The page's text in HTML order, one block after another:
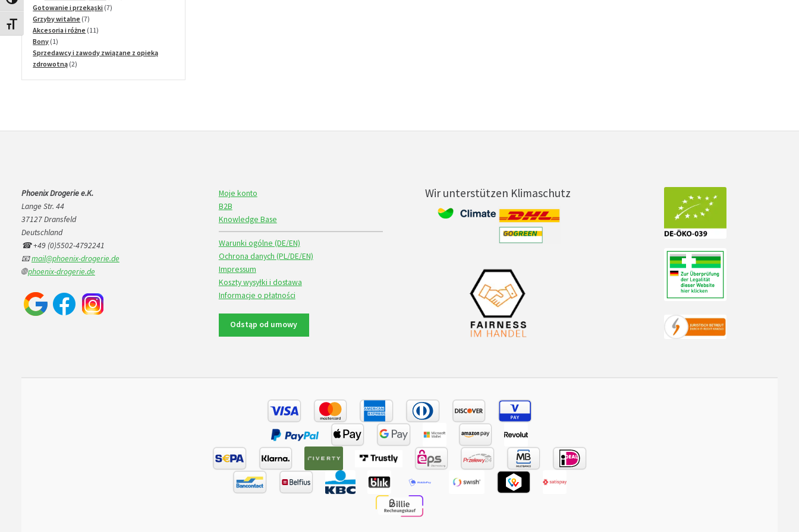
Toggle Font size
Gotowanie i przekąski 77
Grzyby witalne 77
produktów
Akcesoria i różne 1111
Bony 11
produkt
Sprzedawcy i zawody związane z opieką
zdrowotną 22
Phoenix Drogerie e.K.
Lange Str. 44
37127 Dransfeld
Deutschland
☎ +49 (0)5502-4792241
📧mail@phoenix-drogerie.de
🌐phoenix-drogerie.de
Moje konto
B2B
Knowledge Base
Warunki ogólne (DE/EN)
Ochrona danych (PL/DE/EN)
Impressum
Koszty wysyłki i dostawa
Informacje o płatności
Odstąp od umowy
Wir unterstützen Klimaschutz